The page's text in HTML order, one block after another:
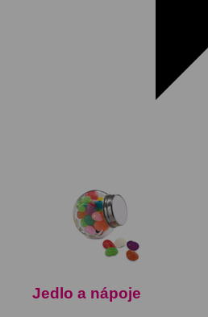
Jedlo a nápoje